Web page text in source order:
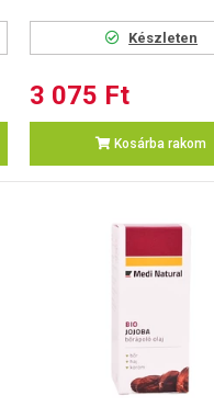
Készleten
3 075 Ft
Kosárba rakom